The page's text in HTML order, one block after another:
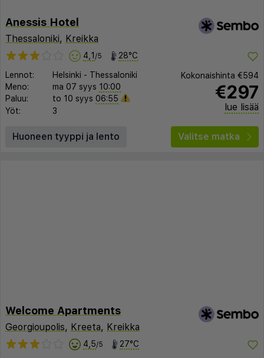
Anessis Hotel
Thessaloniki, Kreikka
4,1 /5 28°C
Lennot: Helsinki - Thessaloniki
Meno:
ma 07 syys 10:00
Paluu:
to 10 syys 06:55
Yöt:
3
Kokonaishinta €594
€297
lue lisää
Huoneen tyyppi ja lento Valitse matka
Welcome Apartments
Georgioupolis, Kreeta, Kreikka
4,5/5 27°C